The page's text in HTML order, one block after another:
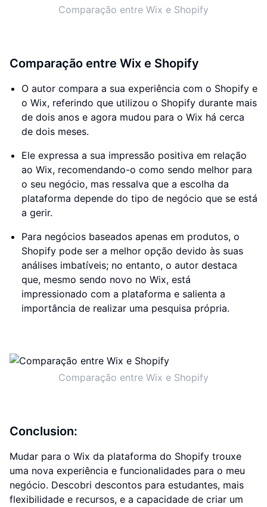
Comparação entre Wix e Shopify
Comparação entre Wix e Shopify
O autor compara a sua experiência com o Shopify e
o Wix, referindo que utilizou o Shopify durante mais
de dois anos e agora mudou para o Wix há cerca
de dois meses.
Ele expressa a sua impressão positiva em relação
ao Wix, recomendando-o como sendo melhor para
o seu negócio, mas ressalva que a escolha da
plataforma depende do tipo de negócio que se está
a gerir.
Para negócios baseados apenas em produtos, o
Shopify pode ser a melhor opção devido às suas
análises imbatíveis; no entanto, o autor destaca
que, mesmo sendo novo no Wix, está
impressionado com a plataforma e salienta a
importância de realizar uma pesquisa própria.
Comparação entre Wix e Shopify
Conclusion:
Mudar para o Wix da plataforma do Shopify trouxe
uma nova experiência e funcionalidades para o meu
negócio. Descobri descontos para estudantes, mais
flexibilidade e recursos, e a capacidade de criar um